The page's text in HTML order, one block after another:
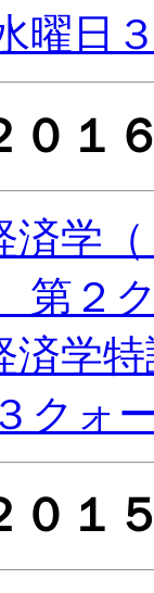
曜日３
０１
済学
第２
済学
クォ
０１